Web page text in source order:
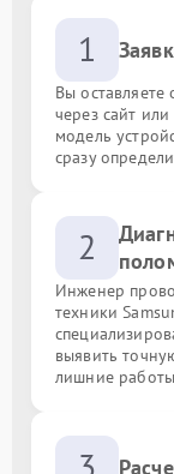
1
Вы
через сайт
модель
сразу
2
Инженер
техники
выявить
лишние